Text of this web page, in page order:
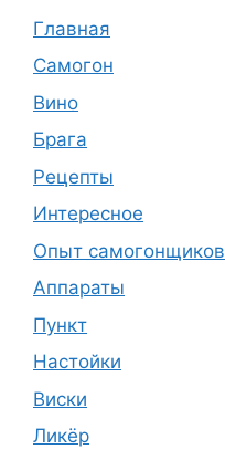
Главная
Самогон
Вино
Брага
Рецепты
Интересное
Опыт самогонщиков
Аппараты
Пункт
Настойки
Виски
Ликёр